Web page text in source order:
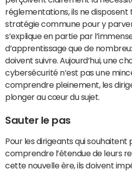
réglementations, ils ne disposent
stratégie commune pour y
s’explique en partie par
d’apprentissage que de
doivent suivre. Aujourd’hui, une
cybersécurité n’est pas une
comprendre pleinement, les
plonger au cœur du sujet.
Sauter le pas
Pour les dirigeants qui souhaitent
comprendre l’étendue de leurs
cette nouvelle ère, ils doivent